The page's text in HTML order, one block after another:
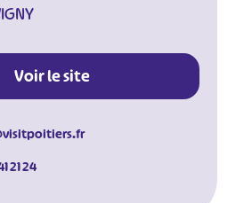
Voir le site
21 24